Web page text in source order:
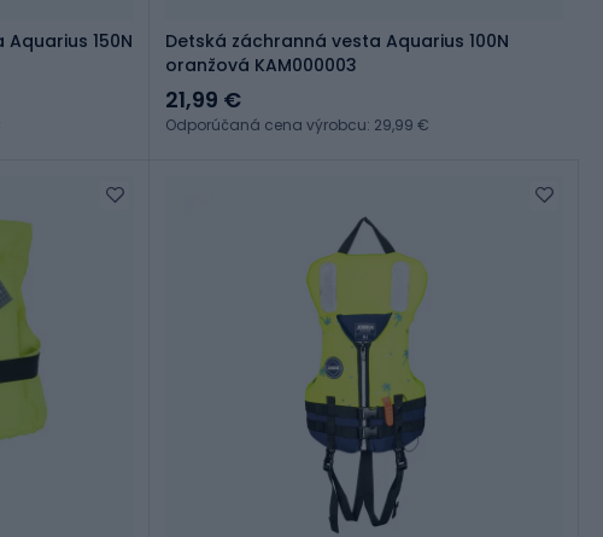
150N
Detská záchranná vesta Aquarius 100N
oranžová KAM000003
21,99 €
Odporúčaná cena výrobcu: 29,99 €